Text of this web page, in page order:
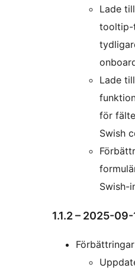
Lade
tooltip-
Lade
för
Swish
Swish-
1.1.2 – 2025-09-
Förbättringar